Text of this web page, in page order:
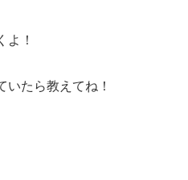
よ！
いたら教えてね！